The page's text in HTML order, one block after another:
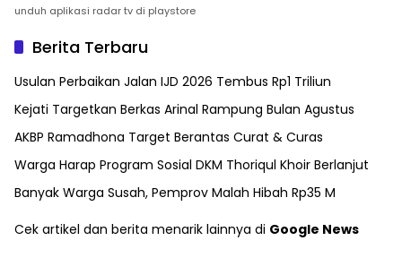
unduh aplikasi radar tv di playstore
Berita Terbaru
Usulan Perbaikan Jalan IJD 2026 Tembus Rp1 Triliun
Kejati Targetkan Berkas Arinal Rampung Bulan Agustus
AKBP Ramadhona Target Berantas Curat & Curas
Warga Harap Program Sosial DKM Thoriqul Khoir Berlanjut
Banyak Warga Susah, Pemprov Malah Hibah Rp35 M
Cek artikel dan berita menarik lainnya di Google News